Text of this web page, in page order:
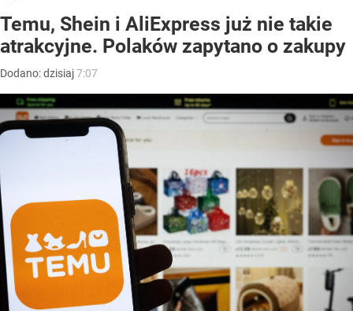
Temu, Shein i AliExpress już nie takie
atrakcyjne. Polaków zapytano o zakupy
Dodano:dzisiaj7:07